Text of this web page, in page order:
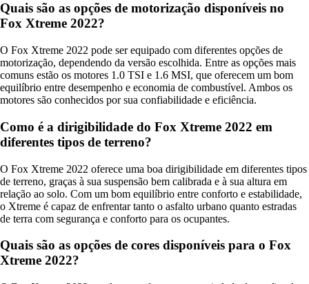
Quais são as opções de motorização disponíveis no
Fox Xtreme 2022?
O Fox Xtreme 2022 pode ser equipado com diferentes opções de
motorização, dependendo da versão escolhida. Entre as opções mais
comuns estão os motores 1.0 TSI e 1.6 MSI, que oferecem um bom
equilíbrio entre desempenho e economia de combustível. Ambos os
motores são conhecidos por sua confiabilidade e eficiência.
Como é a dirigibilidade do Fox Xtreme 2022 em
diferentes tipos de terreno?
O Fox Xtreme 2022 oferece uma boa dirigibilidade em diferentes tipos
de terreno, graças à sua suspensão bem calibrada e à sua altura em
relação ao solo. Com um bom equilíbrio entre conforto e estabilidade,
o Xtreme é capaz de enfrentar tanto o asfalto urbano quanto estradas
de terra com segurança e conforto para os ocupantes.
Quais são as opções de cores disponíveis para o Fox
Xtreme 2022?